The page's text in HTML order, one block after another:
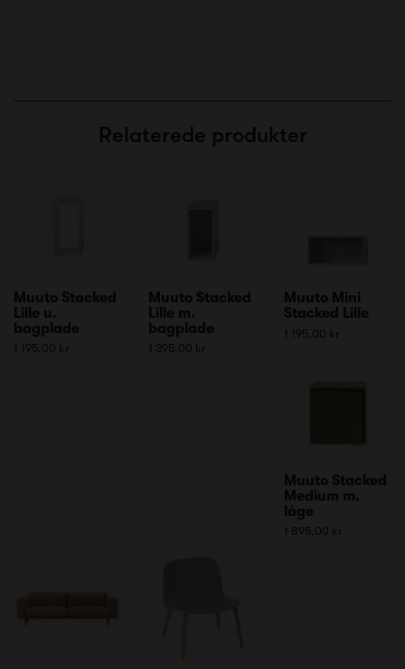
Relaterede produkter
Muuto Stacked
Lille u.
bagplade
1 195,00 kr
Muuto Stacked
Lille m.
bagplade
1 395,00 kr
Muuto Mini
Stacked Lille
1 195,00 kr
Muuto Stacked
Medium m.
låge
1 895,00 kr